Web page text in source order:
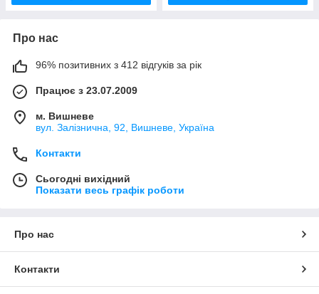
Про нас
96% позитивних з 412 відгуків за рік
Працює з 23.07.2009
м. Вишневе
вул. Залізнична, 92, Вишневе, Україна
Контакти
Сьогодні вихідний
Показати весь графік роботи
Про нас
Контакти